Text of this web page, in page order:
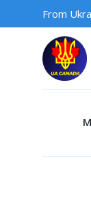
From